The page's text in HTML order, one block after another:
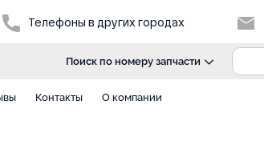
Телефоны в других городах
Поиск по номеру запчасти
Контакты О компании